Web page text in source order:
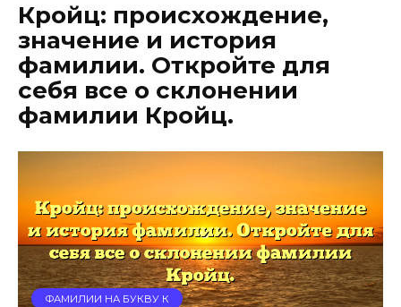
Кройц: происхождение,
значение и история
фамилии. Откройте для
себя все о склонении
фамилии Кройц.
ФАМИЛИИ НА БУКВУ К